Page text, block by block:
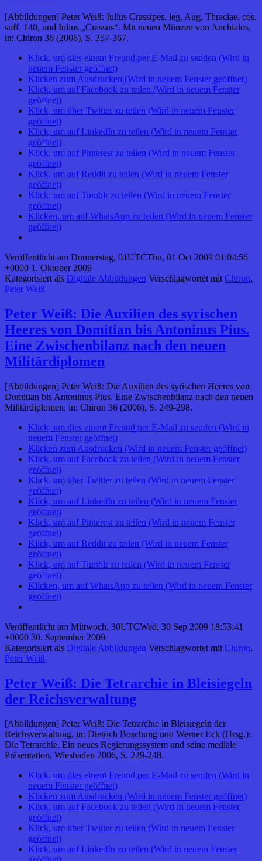
[Abbildungen] Peter Weiß: Iulius Crassipes, leg. Aug. Thraciae, cos.
suff. 140, und Iulius „Crassus“. Mit neuen Münzen von Anchialos,
in: Chiron 36 (2006), S. 357-367.
Klick, um dies einem Freund per E-Mail zu senden (Wird in
neuem Fenster geöffnet)
Klicken zum Ausdrucken (Wird in neuem Fenster geöffnet)
Klick, um auf Facebook zu teilen (Wird in neuem Fenster
geöffnet)
Klick, um über Twitter zu teilen (Wird in neuem Fenster
geöffnet)
Klick, um auf LinkedIn zu teilen (Wird in neuem Fenster
geöffnet)
Klick, um auf Pinterest zu teilen (Wird in neuem Fenster
geöffnet)
Klick, um auf Reddit zu teilen (Wird in neuem Fenster
geöffnet)
Klick, um auf Tumblr zu teilen (Wird in neuem Fenster
geöffnet)
Klicken, um auf WhatsApp zu teilen (Wird in neuem Fenster
geöffnet)
Veröffentlicht am Donnerstag, 01UTCThu, 01 Oct 2009 01:04:56
+0000 1. Oktober 2009
Kategorisiert als Digitale Abbildungen Verschlagwortet mit Chiron,
Peter Weiß
Peter Weiß: Die Auxilien des syrischen
Heeres von Domitian bis Antoninus Pius.
Eine Zwischenbilanz nach den neuen
Militärdiplomen
[Abbildungen] Peter Weiß: Die Auxilien des syrischen Heeres von
Domitian bis Antoninus Pius. Eine Zwischenbilanz nach den neuen
Militärdiplomen, in: Chiron 36 (2006), S. 249-298.
Klick, um dies einem Freund per E-Mail zu senden (Wird in
neuem Fenster geöffnet)
Klicken zum Ausdrucken (Wird in neuem Fenster geöffnet)
Klick, um auf Facebook zu teilen (Wird in neuem Fenster
geöffnet)
Klick, um über Twitter zu teilen (Wird in neuem Fenster
geöffnet)
Klick, um auf LinkedIn zu teilen (Wird in neuem Fenster
geöffnet)
Klick, um auf Pinterest zu teilen (Wird in neuem Fenster
geöffnet)
Klick, um auf Reddit zu teilen (Wird in neuem Fenster
geöffnet)
Klick, um auf Tumblr zu teilen (Wird in neuem Fenster
geöffnet)
Klicken, um auf WhatsApp zu teilen (Wird in neuem Fenster
geöffnet)
Veröffentlicht am Mittwoch, 30UTCWed, 30 Sep 2009 18:53:41
+0000 30. September 2009
Kategorisiert als Digitale Abbildungen Verschlagwortet mit Chiron,
Peter Weiß
Peter Weiß: Die Tetrarchie in Bleisiegeln
der Reichsverwaltung
[Abbildungen] Peter Weiß: Die Tetrarchie in Bleisiegeln der
Reichsverwaltung, in: Dietrich Boschung und Werner Eck (Hrsg.):
Die Tetrarchie. Ein neues Regierungssystem und seine mediale
Präsentation, Wiesbaden 2006, S. 229-248.
Klick, um dies einem Freund per E-Mail zu senden (Wird in
neuem Fenster geöffnet)
Klicken zum Ausdrucken (Wird in neuem Fenster geöffnet)
Klick, um auf Facebook zu teilen (Wird in neuem Fenster
geöffnet)
Klick, um über Twitter zu teilen (Wird in neuem Fenster
geöffnet)
Klick, um auf LinkedIn zu teilen (Wird in neuem Fenster